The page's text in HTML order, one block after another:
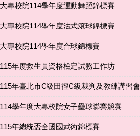
大專校院114學年度運動舞蹈錦標賽
大專校院114學年度法式滾球錦標賽
大專校院114學年度合球錦標賽
115年度救生員資格檢定試務工作坊
115年臺北市C級田徑C級裁判及教練講習會
114學年度大專校院女子壘球聯賽競賽
115年總統盃全國國武術錦標賽